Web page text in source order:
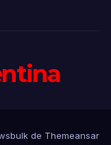
de Themeansar